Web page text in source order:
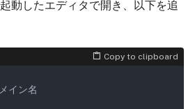
動したエディタで開き、以下を追
Copy to clipboard